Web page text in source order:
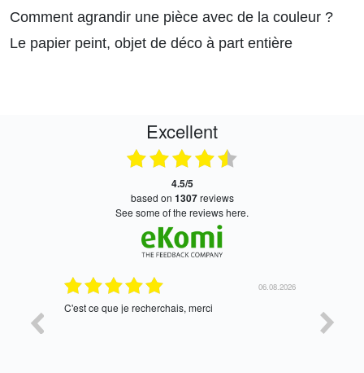
Comment agrandir une pièce avec de la couleur ?
Le papier peint, objet de déco à part entière
Excellent
4.5/5
based on 1307reviews
see some of the reviews here.
05.08.2026
tres bien